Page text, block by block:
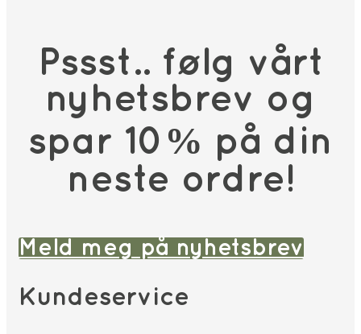
Pssst.. følg vårt
nyhetsbrev og
spar 10% på din
neste ordre!
Meld meg på nyhetsbrev
Kundeservice